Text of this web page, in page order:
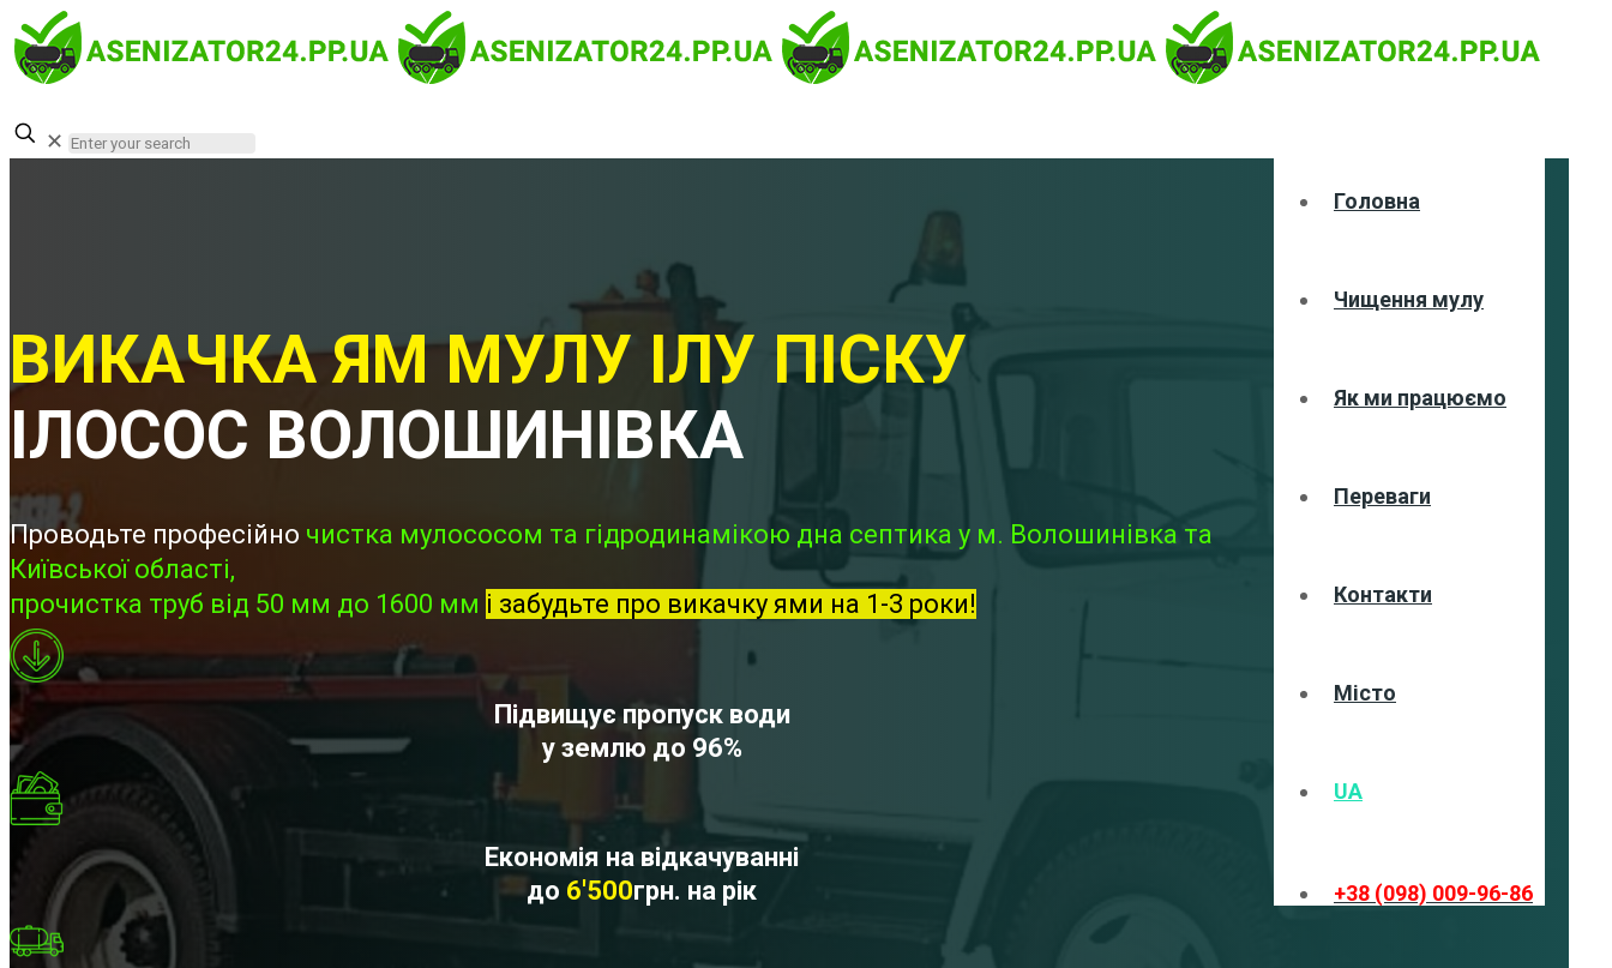
Головна
Чищення мулу
Як ми працюємо
Переваги
Контакти
Місто
UA
+38 (098) 009-96-86
✕
ВИКАЧКА ЯМ МУЛУ ІЛУ ПІСКУ
ІЛОСОС ВОЛОШИНІВКА
Проводьте професійно чистка мулососом та гідродинамікою дна септика у м. Волошинівка та
Київської області,
прочистка труб від 50 мм до 1600 мм і забудьте про викачку ями на 1-3 роки!
Підвищує пропуск води
у землю до 96%
Економія на відкачуванні
до 6'500грн. на рік